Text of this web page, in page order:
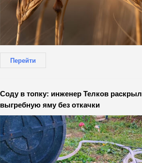
Перейти
Соду в топку: инженер Телков
выгребную яму без откачки